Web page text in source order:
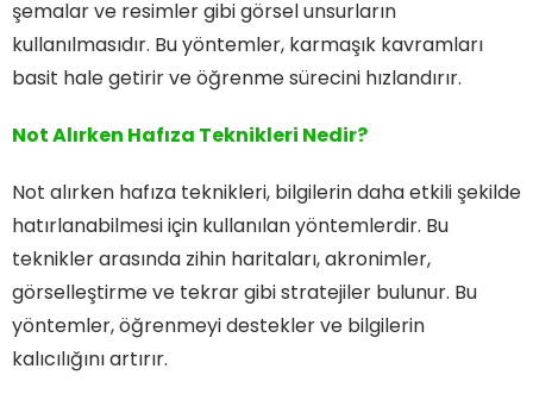
şemalar ve resimler gibi görsel unsurların
kullanılmasıdır. Bu yöntemler, karmaşık kavramları
basit hale getirir ve öğrenme sürecini hızlandırır.
Not Alırken Hafıza Teknikleri Nedir?
Not alırken hafıza teknikleri, bilgilerin daha etkili şekilde
hatırlanabilmesi için kullanılan yöntemlerdir. Bu
teknikler arasında zihin haritaları, akronimler,
görselleştirme ve tekrar gibi stratejiler bulunur. Bu
yöntemler, öğrenmeyi destekler ve bilgilerin
kalıcılığını artırır.